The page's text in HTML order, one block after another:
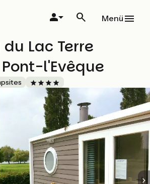
Menü
du Lac Terre
Pont-l'Evêque